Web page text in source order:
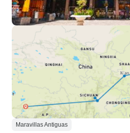
Maravillas Antiguas